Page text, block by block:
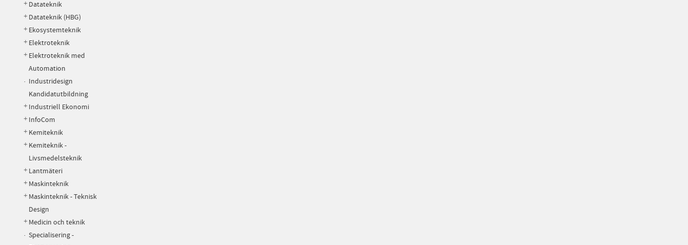
Datateknik
Datateknik (HBG)
Ekosystemteknik
Elektroteknik
Elektroteknik med
Automation
Industridesign
Kandidatutbildning
Industriell Ekonomi
InfoCom
Kemiteknik
Kemiteknik -
Livsmedelsteknik
Lantmäteri
Maskinteknik
Maskinteknik - Teknisk
Design
Medicin och teknik
Specialisering -